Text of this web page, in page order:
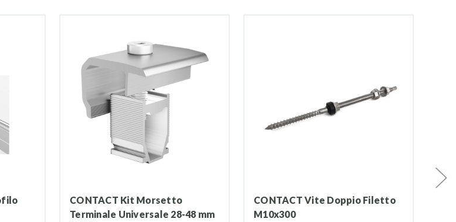
CONTACT Kit Morsetto
Terminale Universale 28-48 mm
CONTACT Vite Doppio Filetto
M10x300